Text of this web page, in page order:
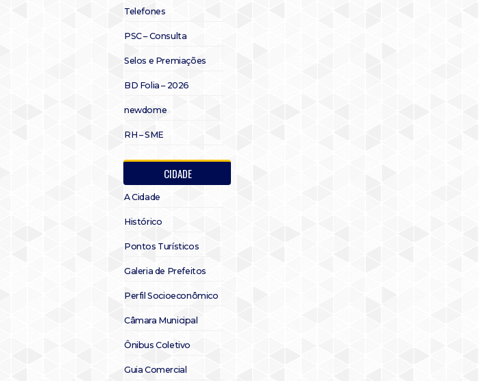
Telefones
PSC – Consulta
Selos e Premiações
BD Folia – 2026
newdome
RH – SME
CIDADE
A Cidade
Histórico
Pontos Turísticos
Galeria de Prefeitos
Perfil Socioeconômico
Câmara Municipal
Ônibus Coletivo
Guia Comercial